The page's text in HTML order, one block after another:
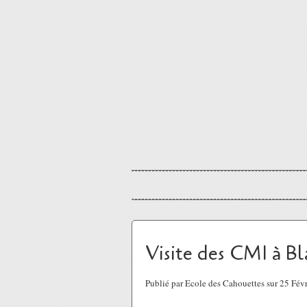
Visite des CM1 à
Publié par Ecole des Cahouettes sur 25